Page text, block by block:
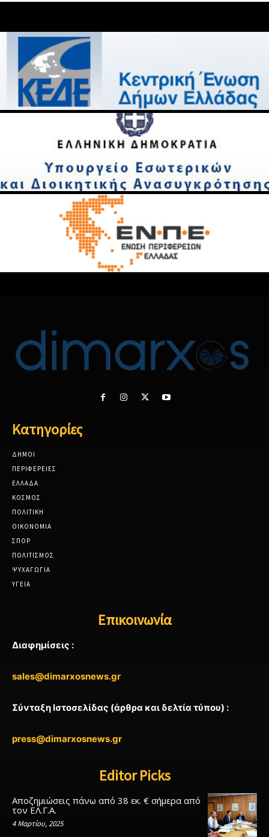
Κατηγορίες
ΔΗΜΟΙ
ΠΕΡΙΦΕΡΕΙΕΣ
ΕΛΛΑΔΑ
ΚΟΣΜΟΣ
ΠΟΛΙΤΙΚΗ
ΟΙΚΟΝΟΜΙΑ
ΣΠΟΡ
ΠΟΛΙΤΙΣΜΟΣ
ΨΥΧΑΓΩΓΙΑ
ΥΓΕΙΑ
Επικοινωνία
Διαφημίσεις :
sales@dimarxosnews.gr
Σύνταξη Ιστοσελίδας (άρθρα και δελτία τύπου) :
press@dimarxosnews.gr
Editor Picks
Αποζημιώσεις πάνω από 38 εκ. € σήμερα από
τον ΕΛ.Γ.Α.
4 Μαρτίου, 2025